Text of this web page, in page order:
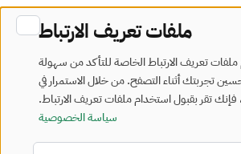
البلديات والإسكان © 2026
البلديات والإسكان
ملفات تعريف الارتباط
تعريف الارتباط الخاصة للتأكد من سهولة
تجربتك أثناء التصفح. من خلال الاستمرار في
فإنك تقر بقبول استخدام ملفات تعريف الارتباط.
سياسة الخصوصية